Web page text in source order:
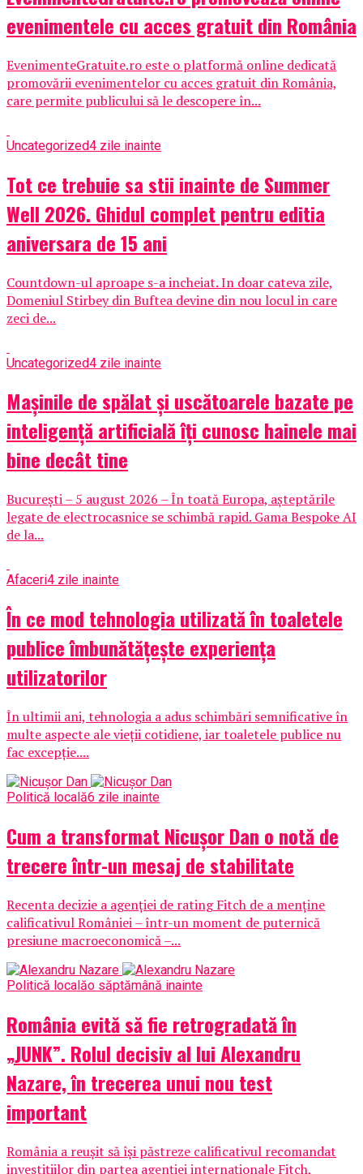
evenimentele cu acces gratuit din România
EvenimenteGratuite.ro este o platformă online dedicată
promovării evenimentelor cu acces gratuit din România,
care permite publicului să le descopere în...
Uncategorized4 zile inainte
Tot ce trebuie sa stii inainte de Summer
Well 2026. Ghidul complet pentru editia
aniversara de 15 ani
Countdown-ul aproape s-a incheiat. In doar cateva zile,
Domeniul Stirbey din Buftea devine din nou locul in care
zeci de...
Uncategorized4 zile inainte
Mașinile de spălat și uscătoarele bazate pe
inteligență artificială îți cunosc hainele mai
bine decât tine
București – 5 august 2026 – În toată Europa, așteptările
legate de electrocasnice se schimbă rapid. Gama Bespoke AI
de la...
Afaceri4 zile inainte
În ce mod tehnologia utilizată în toaletele
publice îmbunătățește experiența
utilizatorilor
În ultimii ani, tehnologia a adus schimbări semnificative în
multe aspecte ale vieții cotidiene, iar toaletele publice nu
fac excepție....
Politică locală6 zile inainte
Cum a transformat Nicușor Dan o notă de
trecere într-un mesaj de stabilitate
Recenta decizie a agenției de rating Fitch de a menține
calificativul României – într-un moment de puternică
presiune macroeconomică –...
Politică localăo săptămână inainte
România evită să fie retrogradată în
„JUNK”. Rolul decisiv al lui Alexandru
Nazare, în trecerea unui nou test
important
România a reușit să își păstreze calificativul recomandat
investițiilor din partea agenției internaționale Fitch,